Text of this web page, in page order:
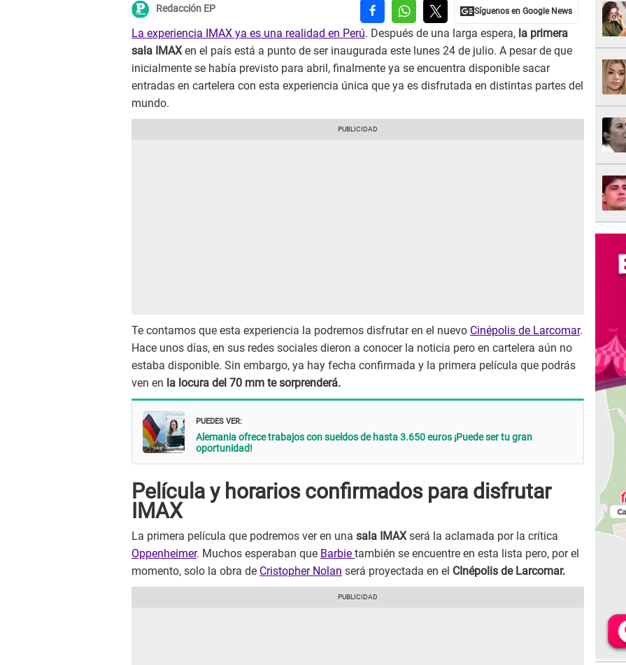
Redacción EP
La experiencia IMAX ya es una realidad en Perú. Después de una larga espera, la primera
sala IMAXen el país está a punto de ser inaugurada este lunes 24 de julio. A pesar de que
inicialmente se había previsto para abril, finalmente ya se encuentra disponible sacar
entradas en cartelera con esta experiencia única que ya es disfrutada en distintas partes del
mundo.
Te contamos que esta experiencia la podremos disfrutar en el nuevo Cinépolis de Larcomar.
Hace unos días, en sus redes sociales dieron a conocer la noticia pero en cartelera aún no
estaba disponible. Sin embargo, ya hay fecha confirmada y la primera película que podrás
ven en la locura del 70 mm te sorprenderá.
PUEDES VER:
Alemania ofrece trabajos con sueldos de hasta 3.650 euros ¡Puede ser tu gran
oportunidad!
Película y horarios confirmados para disfrutar
IMAX
La primera película que podremos ver en una sala IMAXserá la aclamada por la crítica
Oppenheimer. Muchos esperaban que Barbie también se encuentre en esta lista pero, por el
momento, solo la obra de Cristopher Nolan será proyectada en el CInépolis de Larcomar.